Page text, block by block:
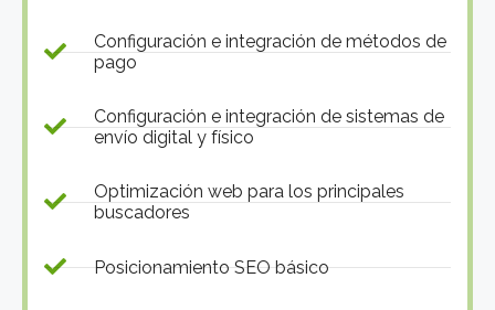
Configuración e integración de métodos de
pago
Configuración e integración de sistemas de
envío digital y físico
Optimización web para los principales
buscadores
Posicionamiento SEO básico